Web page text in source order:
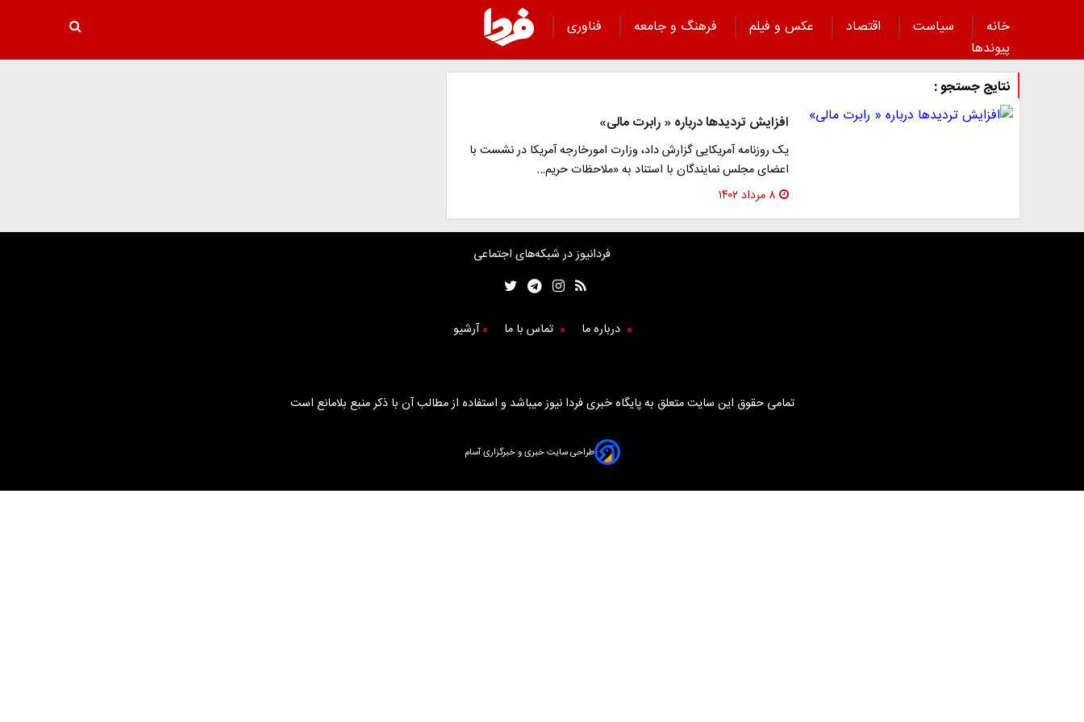
خانه سیاست اقتصاد عکس و فیلم فرهنگ و جامعه
فناوری
پیوند‌ها
نتایج جستجو :
افزایش تردیدها درباره « رابرت مالی»
یک روزنامه آمریکایی گزارش داد، وزارت امورخارجه آمریکا در نشست با
اعضای مجلس نمایندگان با استناد به «ملاحظات حریم…
۸ مرداد ۱۴۰۲
فردانیوز در شبکه‌های اجتماعی
درباره ما تماس با ما آرشیو
تمامی حقوق این سایت متعلق به پایگاه خبری فردا نیوز میباشد و استفاده از مطالب آن با ذکر منبع بلامانع است
طراحی سایت خبری و خبرگزاری آسام